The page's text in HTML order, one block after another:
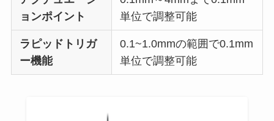
ョンポイント
単位で調整可能
ラピッドトリガ
ー機能
0.1~1.0mmの範囲で0.1mm
単位で調整可能